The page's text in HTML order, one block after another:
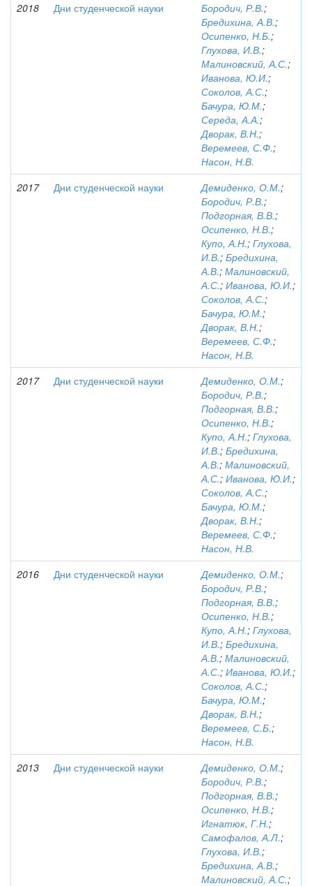
2018
Дни студенческой науки Бородич, Р.В.;
Бредихина, А.В.;
Осипенко, Н.Б.;
Глухова, И.В.;
Малиновский, А.С.;
Иванова, Ю.И.;
Соколов, А.С.;
Бачура, Ю.М.;
Середа, А.А.;
Дворак, В.Н.;
Веремеев, С.Ф.;
Насон, Н.В.
2017
Дни студенческой науки Демиденко, О.М.;
Бородич, Р.В.;
Подгорная, В.В.;
Осипенко, Н.В.;
Купо, А.Н.; Глухова,
И.В.; Бредихина,
А.В.; Малиновский,
А.С.; Иванова, Ю.И.;
Соколов, А.С.;
Бачура, Ю.М.;
Дворак, В.Н.;
Веремеев, С.Ф.;
Насон, Н.В.
2017
Дни студенческой науки Демиденко, О.М.;
Бородич, Р.В.;
Подгорная, В.В.;
Осипенко, Н.В.;
Купо, А.Н.; Глухова,
И.В.; Бредихина,
А.В.; Малиновский,
А.С.; Иванова, Ю.И.;
Соколов, А.С.;
Бачура, Ю.М.;
Дворак, В.Н.;
Веремеев, С.Ф.;
Насон, Н.В.
2016
Дни студенческой науки Демиденко, О.М.;
Бородич, Р.В.;
Подгорная, В.В.;
Осипенко, Н.В.;
Купо, А.Н.; Глухова,
И.В.; Бредихина,
А.В.; Малиновский,
А.С.; Иванова, Ю.И.;
Соколов, А.С.;
Бачура, Ю.М.;
Дворак, В.Н.;
Веремеев, С.Б.;
Насон, Н.В.
2013
Дни студенческой науки Демиденко, О.М.;
Бородич, Р.В.;
Подгорная, В.В.;
Осипенко, Н.В.;
Игнатюк, Г.Н.;
Самофалов, А.Л.;
Глухова, И.В.;
Бредихина, А.В.;
Малиновский, А.С.;